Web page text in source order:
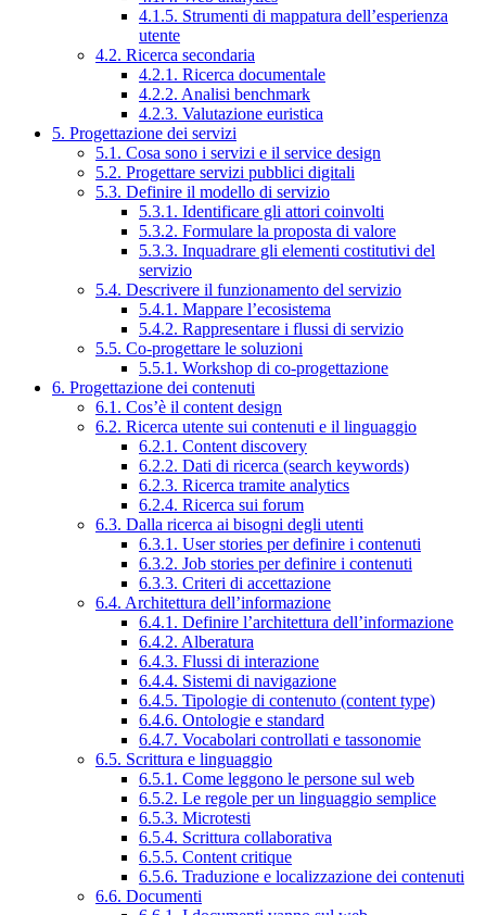
4.1.5. Strumenti di mappatura dell’esperienza
utente
4.2. Ricerca secondaria
4.2.1. Ricerca documentale
4.2.2. Analisi benchmark
4.2.3. Valutazione euristica
5. Progettazione dei servizi
5.1. Cosa sono i servizi e il service design
5.2. Progettare servizi pubblici digitali
5.3. Definire il modello di servizio
5.3.1. Identificare gli attori coinvolti
5.3.2. Formulare la proposta di valore
5.3.3. Inquadrare gli elementi costitutivi del
servizio
5.4. Descrivere il funzionamento del servizio
5.4.1. Mappare l’ecosistema
5.4.2. Rappresentare i flussi di servizio
5.5. Co-progettare le soluzioni
5.5.1. Workshop di co-progettazione
6. Progettazione dei contenuti
6.1. Cos’è il content design
6.2. Ricerca utente sui contenuti e il linguaggio
6.2.1. Content discovery
6.2.2. Dati di ricerca (search keywords)
6.2.3. Ricerca tramite analytics
6.2.4. Ricerca sui forum
6.3. Dalla ricerca ai bisogni degli utenti
6.3.1. User stories per definire i contenuti
6.3.2. Job stories per definire i contenuti
6.3.3. Criteri di accettazione
6.4. Architettura dell’informazione
6.4.1. Definire l’architettura dell’informazione
6.4.2. Alberatura
6.4.3. Flussi di interazione
6.4.4. Sistemi di navigazione
6.4.5. Tipologie di contenuto (content type)
6.4.6. Ontologie e standard
6.4.7. Vocabolari controllati e tassonomie
6.5. Scrittura e linguaggio
6.5.1. Come leggono le persone sul web
6.5.2. Le regole per un linguaggio semplice
6.5.3. Microtesti
6.5.4. Scrittura collaborativa
6.5.5. Content critique
6.5.6. Traduzione e localizzazione dei contenuti
6.6. Documenti